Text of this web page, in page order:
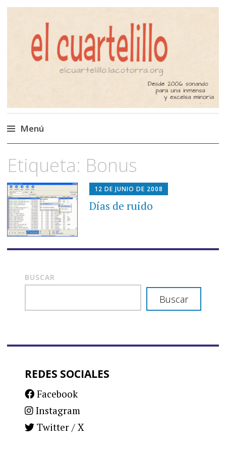
El Cuartelillo
Programa de radio de música
independiente. Podcast
Menú
al
contenido
Etiqueta: Bonus
12 DE JUNIO DE 2008
Días de ruido
BUSCAR
Buscar
REDES SOCIALES
Facebook
Instagram
Twitter / X